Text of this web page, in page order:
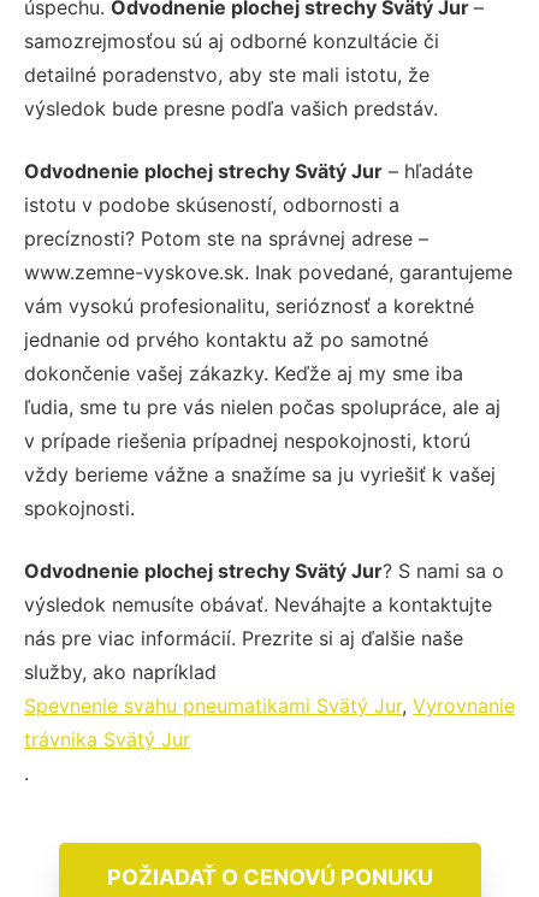
úspechu. Odvodnenie plochej strechy Svätý Jur –
samozrejmosťou sú aj odborné konzultácie či
detailné poradenstvo, aby ste mali istotu, že
výsledok bude presne podľa vašich predstáv.
Odvodnenie plochej strechy Svätý Jur – hľadáte
istotu v podobe skúseností, odbornosti a
precíznosti? Potom ste na správnej adrese –
www.zemne-vyskove.sk. Inak povedané, garantujeme
vám vysokú profesionalitu, serióznosť a korektné
jednanie od prvého kontaktu až po samotné
dokončenie vašej zákazky. Keďže aj my sme iba
ľudia, sme tu pre vás nielen počas spolupráce, ale aj
v prípade riešenia prípadnej nespokojnosti, ktorú
vždy berieme vážne a snažíme sa ju vyriešiť k vašej
spokojnosti.
Odvodnenie plochej strechy Svätý Jur? S nami sa o
výsledok nemusíte obávať. Neváhajte a kontaktujte
nás pre viac informácií. Prezrite si aj ďalšie naše
služby, ako napríklad
Spevnenie svahu pneumatikami Svätý Jur, Vyrovnanie
trávnika Svätý Jur
.
POŽIADAŤ O CENOVÚ PONUKU